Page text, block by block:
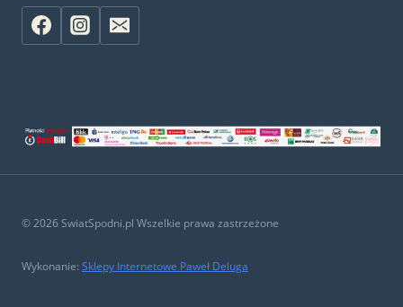
© 2026 SwiatSpodni.pl Wszelkie prawa zastrzeżone
Wykonanie: Sklepy Internetowe Paweł Deluga